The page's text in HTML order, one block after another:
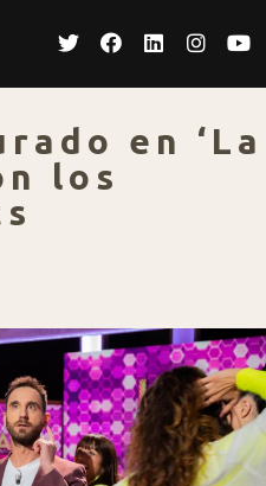
en ‘La
los